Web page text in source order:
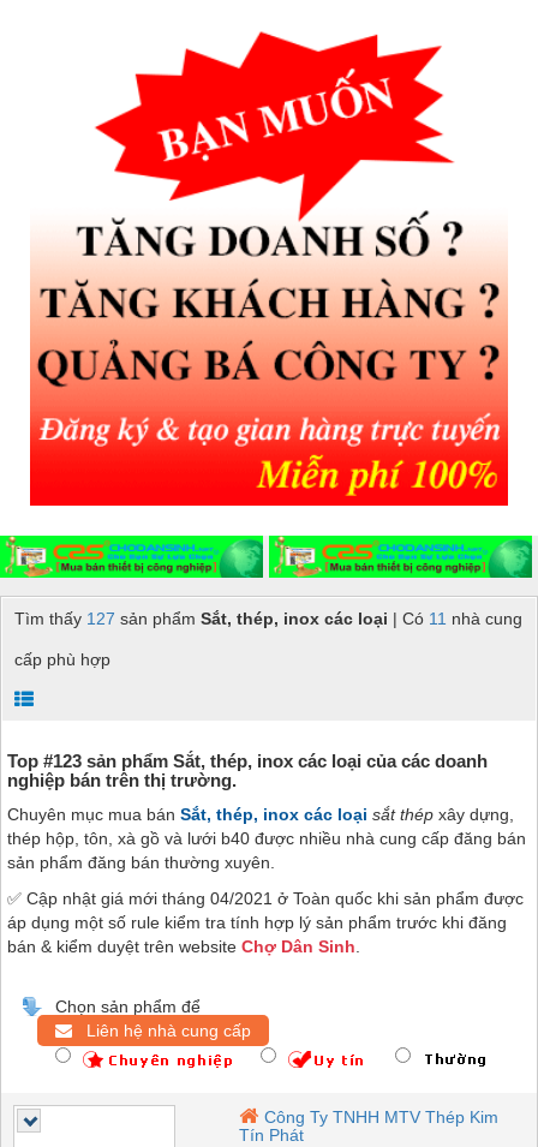
Tìm thấy 127 sản phẩm Sắt, thép, inox các loại | Có 11 nhà cung
cấp phù hợp
Top #123 sản phẩm Sắt, thép, inox các loại của các doanh
nghiệp bán trên thị trường.
Chuyên mục mua bán Sắt, thép, inox các loại sắt thép xây dựng,
thép hộp, tôn, xà gồ và lưới b40 được nhiều nhà cung cấp đăng bán
sản phẩm đăng bán thường xuyên.
✅ Cập nhật giá mới tháng 04/2021 ở Toàn quốc khi sản phẩm được
áp dụng một số rule kiểm tra tính hợp lý sản phẩm trước khi đăng
bán & kiểm duyệt trên website Chợ Dân Sinh.
Chọn sản phẩm để
Liên hệ nhà cung cấp
Công Ty TNHH MTV Thép Kim
Tín Phát